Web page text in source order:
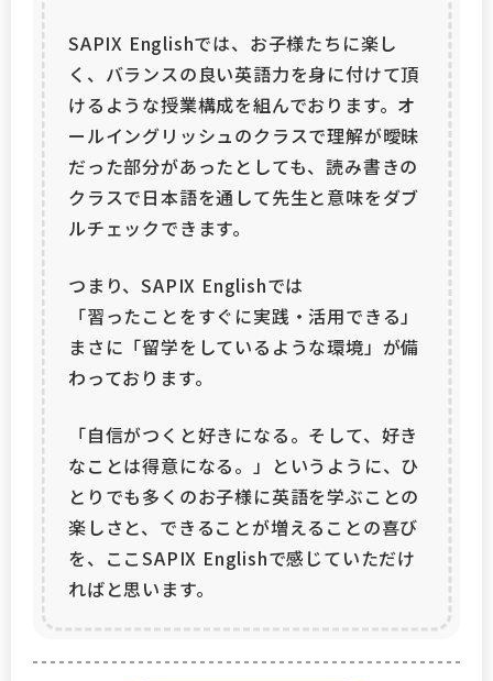
SAPIX Englishでは、お子様たちに楽し
く、バランスの良い英語力を身に付けて頂
けるような授業構成を組んでおります。オ
ールイングリッシュのクラスで理解が曖昧
だった部分があったとしても、読み書きの
クラスで日本語を通して先生と意味をダブ
ルチェックできます。
つまり、SAPIX Englishでは
「習ったことをすぐに実践・活用できる」
まさに「留学をしているような環境」が備
わっております。
「自信がつくと好きになる。そして、好き
なことは得意になる。」というように、ひ
とりでも多くのお子様に英語を学ぶことの
楽しさと、できることが増えることの喜び
を、ここSAPIX Englishで感じていただけ
ればと思います。